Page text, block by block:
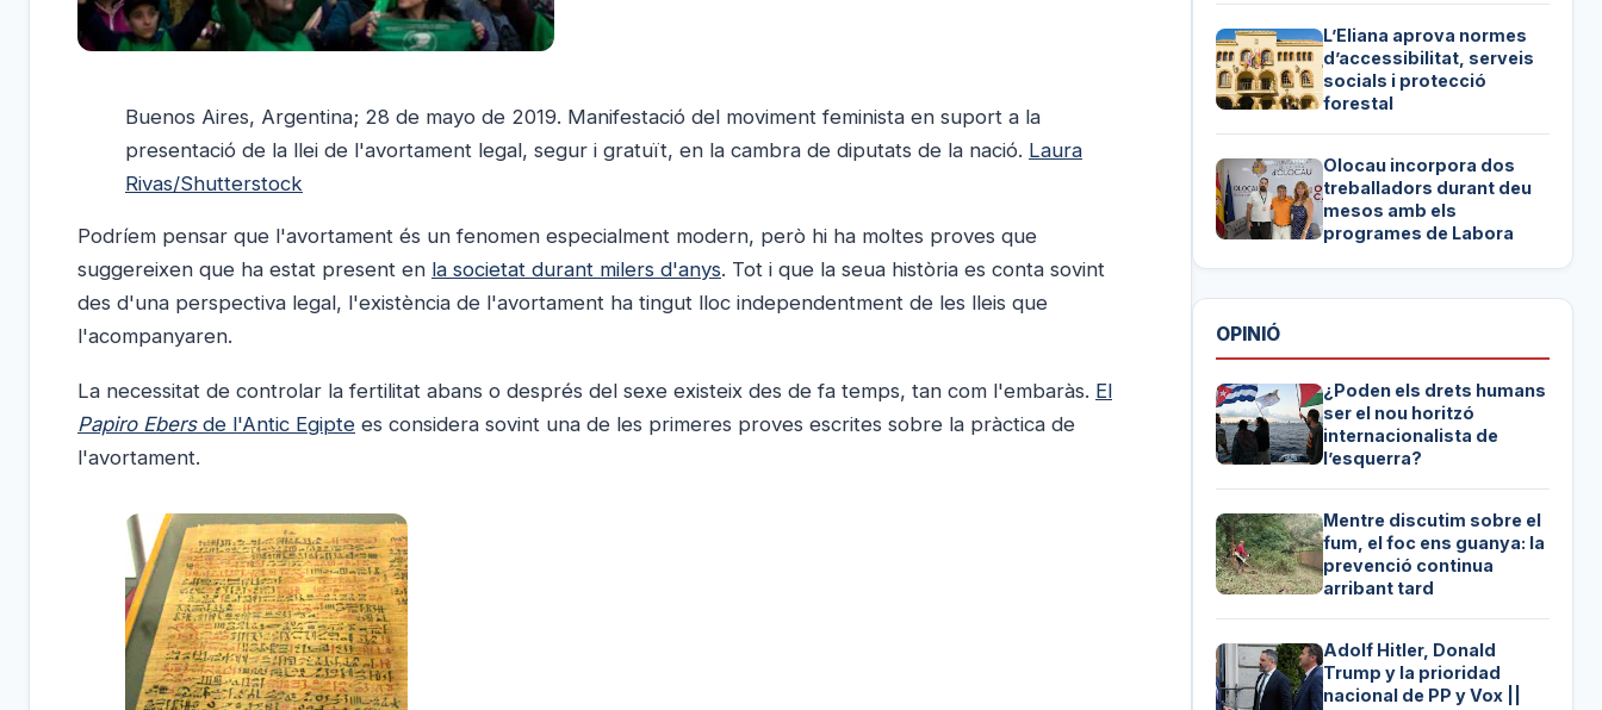
Buenos Aires, Argentina; 28 de mayo de 2019. Manifestació del moviment feminista en suport a la
presentació de la llei de l'avortament legal, segur i gratuït, en la cambra de diputats de la nació. Laura
Rivas/Shutterstock
Podríem pensar que l'avortament és un fenomen especialment modern, però hi ha moltes proves que
suggereixen que ha estat present en la societat durant milers d'anys. Tot i que la seua història es conta sovint
des d'una perspectiva legal, l'existència de l'avortament ha tingut lloc independentment de les lleis que
l'acompanyaren.
La necessitat de controlar la fertilitat abans o després del sexe existeix des de fa temps, tan com l'embaràs. El
Papiro Ebersde l'Antic Egipte es considera sovint una de les primeres proves escrites sobre la pràctica de
l'avortament.
L’Eliana aprova normes
d’accessibilitat, serveis
socials i protecció
forestal
Olocau incorpora dos
treballadors durant deu
mesos amb els
programes de Labora
OPINIÓ
¿Poden els drets humans
ser el nou horitzó
internacionalista de
l’esquerra?
Mentre discutim sobre el
fum, el foc ens guanya: la
prevenció continua
arribant tard
Adolf Hitler, Donald
Trump y la prioridad
nacional de PP y Vox ||